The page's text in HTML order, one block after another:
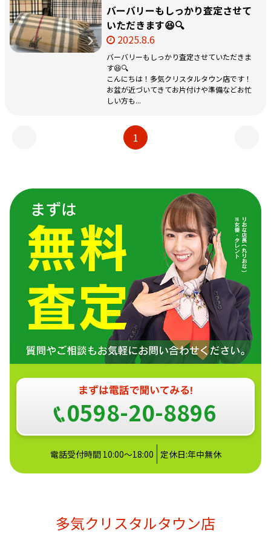
バーバリーもしっかり査定させて
いただきます😆🔍
2025.8.6
バーバリーもしっかり査定させていただきま
す😆🔍
こんにちは！多気クリスタルタウン店です！
お盆が近づいてきてお片付けや準備などお忙
しい方も...
1
0598-20-8896
電話受付時間 10:00～18:00 定休日:年中無休
多気クリスタルタウン店